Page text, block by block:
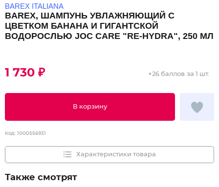
BAREX ITALIANA
BAREX, ШАМПУНЬ УВЛАЖНЯЮЩИЙ С
ЦВЕТКОМ БАНАНА И ГИГАНТСКОЙ
ВОДОРОСЛЬЮ JOC CARE "RE-HYDRA", 250 МЛ
1 730 ₽
В корзину
+26 баллов за 1 шт.
Код: 1000556931
Характеристики товара
Также смотрят